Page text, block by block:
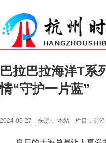
巴拉巴拉海洋T系
情“守护一片蓝”
2024-06-27 来源： 本站 栏目： 前沿